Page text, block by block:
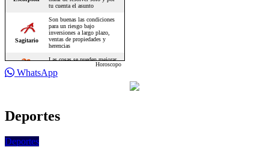
Horoscopo
WhatsApp
Deportes
Deportes